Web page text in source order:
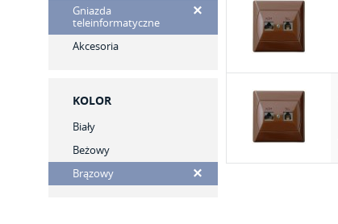
Gniazda
teleinformatyczne
Akcesoria
KOLOR
Biały
Beżowy
Brązowy